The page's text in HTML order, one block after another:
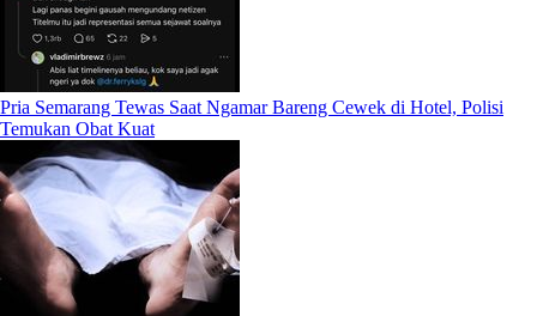
Pria Semarang Tewas Saat Ngamar Bareng Cewek di Hotel, Polisi
Temukan Obat Kuat